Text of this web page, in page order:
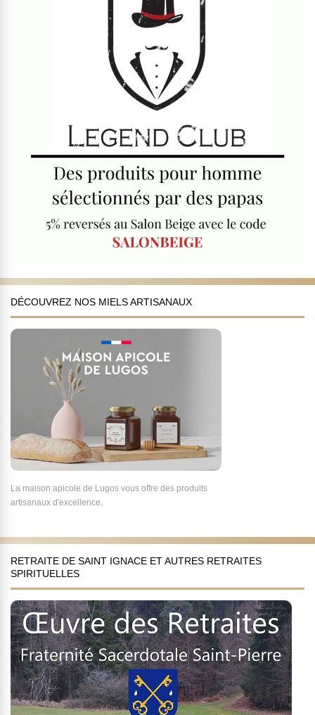
DÉCOUVREZ NOS MIELS ARTISANAUX
La maison apicole de Lugos vous offre des produits
artisanaux d'excellence.
RETRAITE DE SAINT IGNACE ET AUTRES RETRAITES
SPIRITUELLES